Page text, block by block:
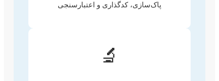
پاک‌سازی، کدگذاری و اعتبارسنجی